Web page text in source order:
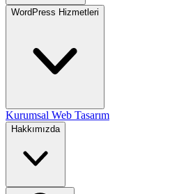
WordPress Hizmetleri
Kurumsal Web Tasarım
Hakkımızda